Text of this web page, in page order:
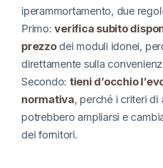
iperammortamento, due
Primo:verifica subito
prezzodei moduli idonei,
direttamente sulla
Secondo: tieni d’occhio
normativa, perché i criteri di
potrebbero ampliarsi e
dei fornitori.